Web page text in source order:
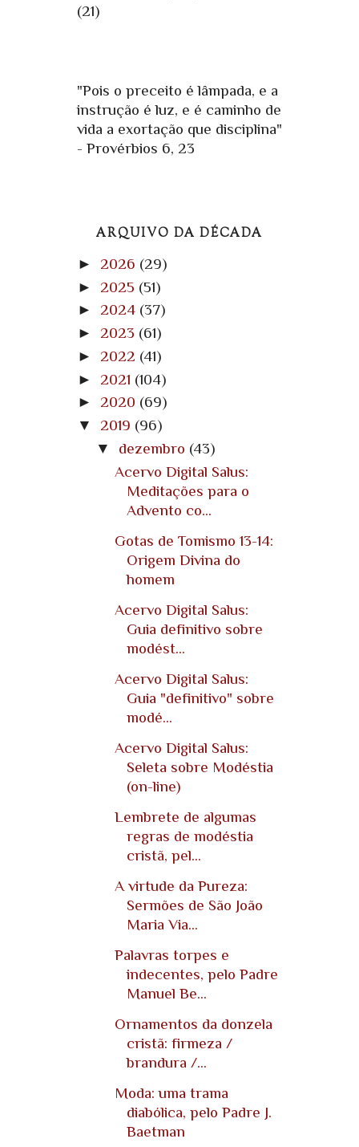
(21)
"Pois o preceito é lâmpada, e a
instrução é luz, e é caminho de
vida a exortação que disciplina"
- Provérbios 6, 23
ARQUIVO DA DÉCADA
► 2026 (29)
► 2025 (51)
► 2024 (37)
► 2023 (61)
► 2022 (41)
► 2021 (104)
► 2020 (69)
▼ 2019 (96)
▼ dezembro (43)
Acervo Digital Salus:
Meditações para o
Advento co...
Gotas de Tomismo 13-14:
Origem Divina do
homem
Acervo Digital Salus:
Guia definitivo sobre
modést...
Acervo Digital Salus:
Guia "definitivo" sobre
modé...
Acervo Digital Salus:
Seleta sobre Modéstia
(on-line)
Lembrete de algumas
regras de modéstia
cristã, pel...
A virtude da Pureza:
Sermões de São João
Maria Via...
Palavras torpes e
indecentes, pelo Padre
Manuel Be...
Ornamentos da donzela
cristã: firmeza /
brandura /...
Moda: uma trama
diabólica, pelo Padre J.
Baetman